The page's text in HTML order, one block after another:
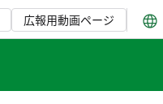
広報用動画ページ